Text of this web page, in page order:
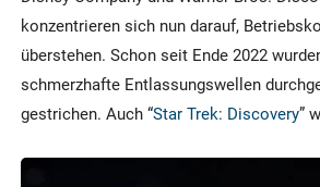
konzentrieren sich nun darauf,
überstehen. Schon seit Ende 2022
schmerzhafte Entlassungswellen
gestrichen. Auch “Star Trek: Discovery”